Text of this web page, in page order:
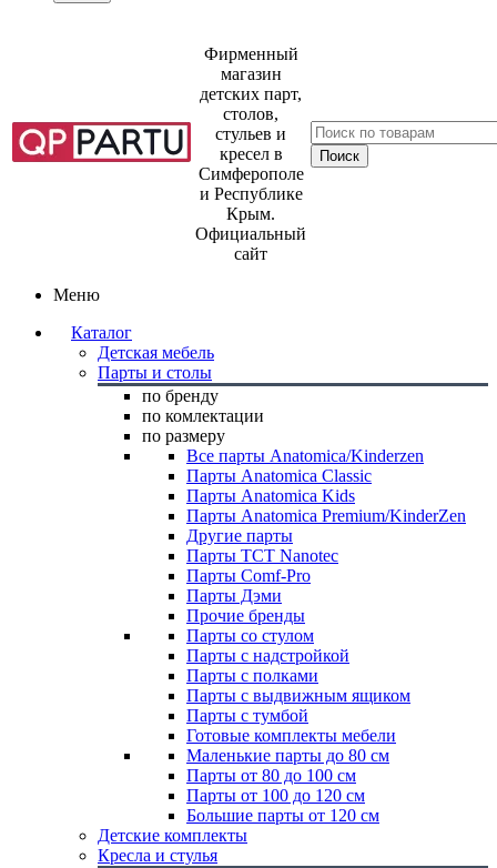
Фирменный
магазин
детских парт,
столов,
стульев и
кресел в
Симферополе
и Республике
Крым.
Официальный
сайт
Меню
Каталог
Детская мебель
Парты и столы
по бренду
по комлектации
по размеру
Все парты Anatomica/Kinderzen
Парты Anatomica Classic
Парты Anatomica Kids
Парты Anatomica Premium/KinderZen
Другие парты
Парты TCT Nanotec
Парты Comf-Pro
Парты Дэми
Прочие бренды
Парты со стулом
Парты с надстройкой
Парты с полками
Парты с выдвижным ящиком
Парты с тумбой
Готовые комплекты мебели
Маленькие парты до 80 см
Парты от 80 до 100 см
Парты от 100 до 120 см
Большие парты от 120 см
Детские комплекты
Кресла и стулья